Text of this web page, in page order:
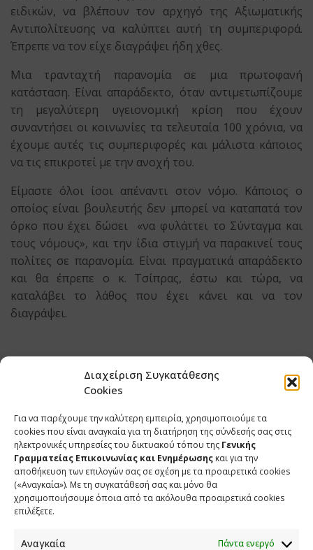
Διαχείριση Συγκατάθεσης
Cookies
Για να παρέχουμε την καλύτερη εμπειρία, χρησιμοποιούμε τα
cookies που είναι αναγκαία για τη διατήρηση της σύνδεσής σας στις
ηλεκτρονικές υπηρεσίες του δικτυακού τόπου της Γενικής
Γραμματείας Επικοινωνίας και Ενημέρωσης και για την
αποθήκευση των επιλογών σας σε σχέση με τα προαιρετικά cookies
(«Αναγκαία»). Με τη συγκατάθεσή σας και μόνο θα
χρησιμοποιήσουμε όποια από τα ακόλουθα προαιρετικά cookies
επιλέξετε.
Αναγκαία Πάντα ενεργό
ειδικών, να βλέπουν τον αρχηγό της Αξιωματικής
Αντιπολίτευσης να καλύπτει αυτή τη συμπεριφορά.
Έπρεπε να τον είχε διαγράψει ήδη χθες.
Μια τρανταχτή παρανομία σε μια πρωτοφανή
κατάσταση. Είναι απαράδεκτο, όταν αντιμετωπίζουμε
τη μεγαλύτερη υγειονομική κρίση που έχουν
συναντήσει οι κοινωνίες τα τελευταία 100 χρόνια, να
έχουμε αυτές τις συμπεριφορές και μάλιστα κάποιος
να τις επικροτεί με την ανοχή του.
Είμαστε όλοι ίσοι απέναντι στον νόμο. Κάποιος ο
οποίος είναι βουλευτής δεν μπορεί να καταπατά τον
όρκο που έχει δώσει «να φυλάττει το Σύνταγμα και
τους νόμους», και την ίδια στιγμή να παρακινεί τους
πολίτες σε παρανομία. Είναι πραγματικά απαράδεκτο
και θα έπρεπε ο κ. Τσίπρας, έστω και τώρα, να
καταλάβει το λάθος που έχει κάνει και να τον
διαγράψει.
«ALPHA 989»
ΤΕΣΤ COVID-19
ΤΗΛΕΚΠΑΙΔΕΥΣΗ
ΥΠΟΥΡΓΕΙΟ ΠΑΙΔΕΙΑΣ
ΥΠΟΥΡΓΕΙΟ ΨΗΦΙΑΚΗΣ ΔΙΑΚΥΒΕΡΝΗΣΗΣ
ΥΦΥΠΟΥΡΓΟΣ ΠΑΡΑ ΤΩ ΠΡΩΘΥΠΟΥΡΓΩ
SHARE TWEET SHARE
SHARE